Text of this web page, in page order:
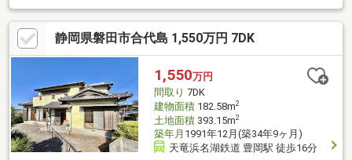
静岡県磐田市合代島 1,550万円 7DK
1,550万円
間取り 7DK
建物面積182.58m2
土地面積393.15m2
築年月 1991年12月(築34年9ヶ月)
天竜浜名湖鉄道 豊岡駅 徒歩16分